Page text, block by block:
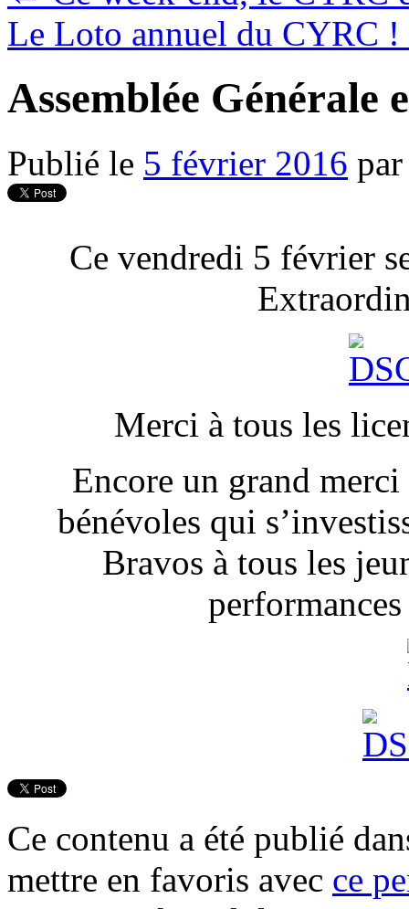
Le Loto annuel du CYRC !
Assemblée
Publié le 5 février 2016 par
Ce vendredi 5 février
Merci à tous les
Encore un grand
bénévoles qui
Bravos à tous les
Ce contenu a été publié
mettre en favoris avec ce